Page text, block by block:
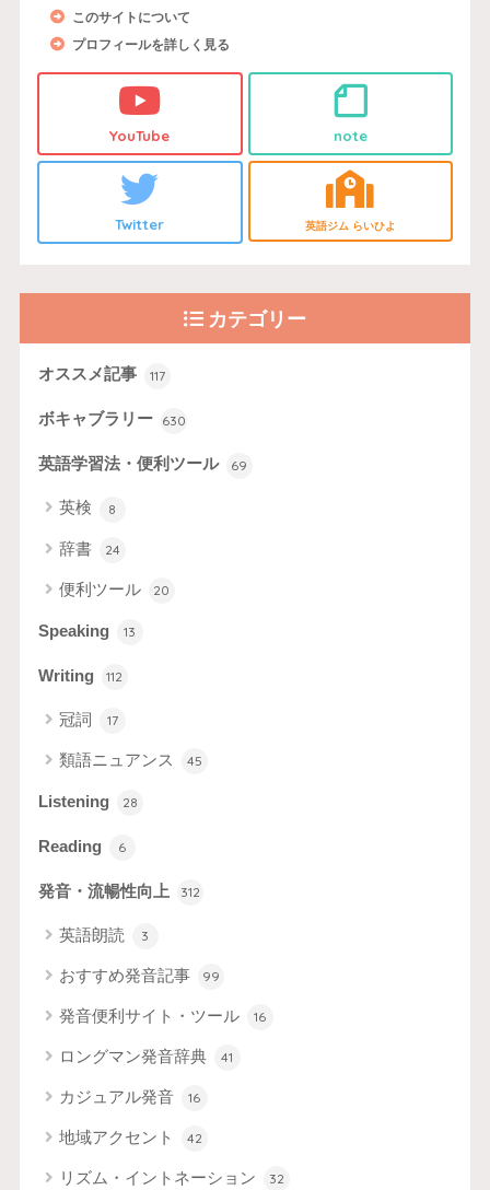
このサイトについて
プロフィールを詳しく見る
YouTube note
Twitter 英語ジム らいひよ
カテゴリー
オススメ記事 117
ボキャブラリー 630
英語学習法・便利ツール 69
英検 8
辞書 24
便利ツール 20
Speaking 13
Writing 112
冠詞 17
類語ニュアンス 45
Listening 28
Reading 6
発音・流暢性向上 312
英語朗読 3
おすすめ発音記事 99
発音便利サイト・ツール 16
ロングマン発音辞典 41
カジュアル発音 16
地域アクセント 42
リズム・イントネーション 32